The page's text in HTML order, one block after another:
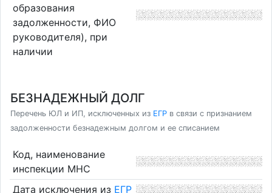
образования
задолженности, ФИО
руководителя), при
наличии
БЕЗНАДЕЖНЫЙ ДОЛГ
Перечень ЮЛ и ИП, исключенных из ЕГР в связи с признанием
задолженности безнадежным долгом и ее списанием
Код, наименование
инспекции МНС
Дата исключения из ЕГР